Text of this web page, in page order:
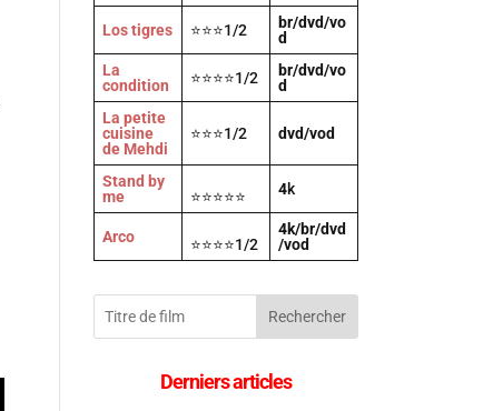
Los tigres ⭐⭐⭐1/2
br/dvd/vo
d
La
condition
⭐⭐⭐⭐1/2
br/dvd/vo
d
La petite
cuisine
de Mehdi
⭐⭐⭐1/2 dvd/vod
Stand by
me
⭐⭐⭐⭐⭐ 4k
Arco ⭐⭐⭐⭐1/2
4k/br/dvd
/vod
Rechercher
Derniers articles